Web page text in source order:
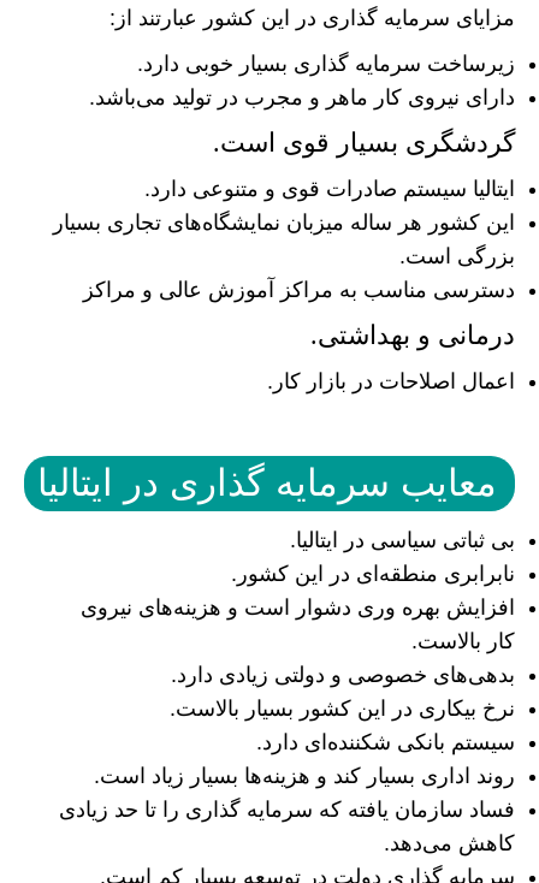
مزایای سرمایه گذاری در این کشور عبارتند از:
زیرساخت سرمایه گذاری بسیار خوبی دارد.
دارای نیروی کار ماهر و مجرب در تولید می‌باشد.
گردشگری بسیار قوی است.
ایتالیا سیستم صادرات قوی و متنوعی دارد.
این کشور هر ساله میزبان نمایشگاه‌های تجاری بسیار
بزرگی است.
دسترسی مناسب به مراکز آموزش عالی و مراکز
درمانی و بهداشتی.
اعمال اصلاحات در بازار کار.
معایب سرمایه گذاری در ایتالیا
بی ثباتی سیاسی در ایتالیا.
نابرابری منطقه‌ای در این کشور.
افزایش بهره وری دشوار است و هزینه‌های نیروی
کار بالاست.
بدهی‌های خصوصی و دولتی زیادی دارد.
نرخ بیکاری در این کشور بسیار بالاست.
سیستم بانکی شکننده‌ای دارد.
روند اداری بسیار کند و هزینه‌ها بسیار زیاد است.
فساد سازمان یافته که سرمایه گذاری را تا حد زیادی
کاهش می‌دهد.
سرمایه گذاری دولت در توسعه بسیار کم است.